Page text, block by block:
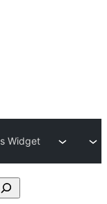
Widget